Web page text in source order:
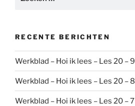
RECENTE BERICHTEN
Werkblad – Hoi ik lees – Les 20 – 9
Werkblad – Hoi ik lees – Les 20 – 8
Werkblad – Hoi ik lees – Les 20 – 7